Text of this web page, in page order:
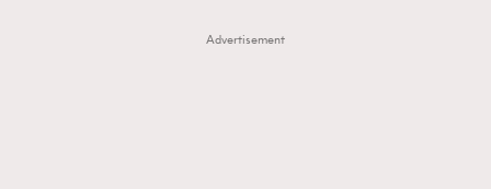
Advertisement